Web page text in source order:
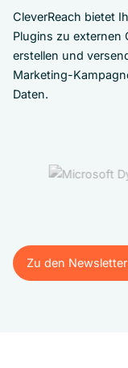
CleverReach bietet
Plugins zu externen
erstellen und
Marketing-
Daten.
Zu den
Zu den